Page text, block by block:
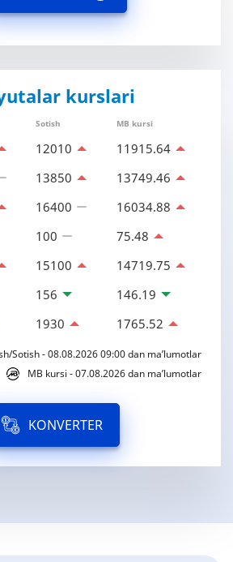
kurslari
Sotish MB kursi
12010 11915.64
13850 13749.46
16400 16034.88
100 75.48
15100 14719.75
156 146.19
1930 1765.52
Sotish - 08.08.2026 09:00 dan ma’lumotlar
MB kursi - 07.08.2026 dan ma’lumotlar
KONVERTER